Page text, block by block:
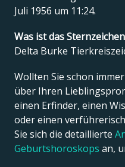
Juli 1956 um 11:24.
Was ist das
Delta Burke
Wollten Sie schon
über Ihren
einen Erfinder, einen
oder einen
Sie sich die detaillierte
Geburtshoroskops an,